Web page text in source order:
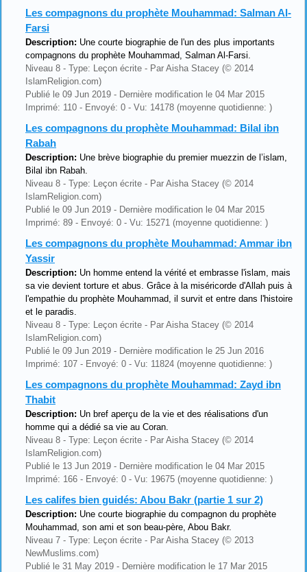
Les compagnons du prophète Mouhammad: Salman Al-
Farsi
Description: Une courte biographie de l'un des plus importants
compagnons du prophète Mouhammad, Salman Al-Farsi.
Niveau 8 - Type: Leçon écrite - Par Aisha Stacey (© 2014
IslamReligion.com)
Publié le 09 Jun 2019 - Dernière modification le 04 Mar 2015
Imprimé: 110 - Envoyé: 0 - Vu: 14178 (moyenne quotidienne: )
Les compagnons du prophète Mouhammad: Bilal ibn
Rabah
Description: Une brève biographie du premier muezzin de l’islam,
Bilal ibn Rabah.
Niveau 8 - Type: Leçon écrite - Par Aisha Stacey (© 2014
IslamReligion.com)
Publié le 09 Jun 2019 - Dernière modification le 04 Mar 2015
Imprimé: 89 - Envoyé: 0 - Vu: 15271 (moyenne quotidienne: )
Les compagnons du prophète Mouhammad: Ammar ibn
Yassir
Description: Un homme entend la vérité et embrasse l'islam, mais
sa vie devient torture et abus. Grâce à la miséricorde d'Allah puis à
l'empathie du prophète Mouhammad, il survit et entre dans l'histoire
et le paradis.
Niveau 8 - Type: Leçon écrite - Par Aisha Stacey (© 2014
IslamReligion.com)
Publié le 09 Jun 2019 - Dernière modification le 25 Jun 2016
Imprimé: 107 - Envoyé: 0 - Vu: 11824 (moyenne quotidienne: )
Les compagnons du prophète Mouhammad: Zayd ibn
Thabit
Description: Un bref aperçu de la vie et des réalisations d'un
homme qui a dédié sa vie au Coran.
Niveau 8 - Type: Leçon écrite - Par Aisha Stacey (© 2014
IslamReligion.com)
Publié le 13 Jun 2019 - Dernière modification le 04 Mar 2015
Imprimé: 166 - Envoyé: 0 - Vu: 19675 (moyenne quotidienne: )
Les califes bien guidés: Abou Bakr (partie 1 sur 2)
Description: Une courte biographie du compagnon du prophète
Mouhammad, son ami et son beau-père, Abou Bakr.
Niveau 7 - Type: Leçon écrite - Par Aisha Stacey (© 2013
NewMuslims.com)
Publié le 31 May 2019 - Dernière modification le 17 Mar 2015